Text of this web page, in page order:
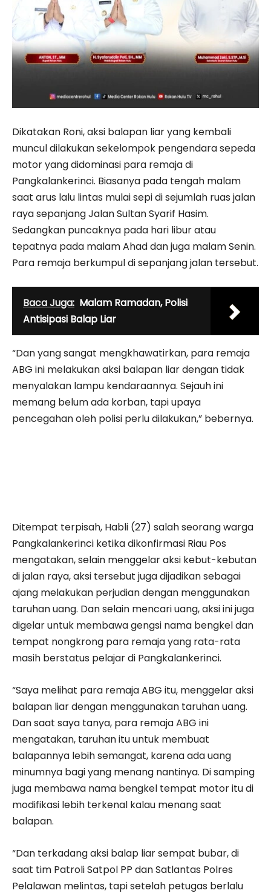
Dikatakan Roni, aksi balapan liar yang kembali
muncul dilakukan sekelompok pengendara sepeda
motor yang didominasi para remaja di
Pangkalankerinci. Biasanya pada tengah malam
saat arus lalu lintas mulai sepi di sejumlah ruas jalan
raya sepanjang Jalan Sultan Syarif Hasim.
Sedangkan puncaknya pada hari libur atau
tepatnya pada malam Ahad dan juga malam Senin.
Para remaja berkumpul di sepanjang jalan tersebut.
Baca Juga: Malam Ramadan, Polisi
Antisipasi Balap Liar
“Dan yang sangat mengkhawatirkan, para remaja
ABG ini melakukan aksi balapan liar dengan tidak
menyalakan lampu kendaraannya. Sejauh ini
memang belum ada korban, tapi upaya
pencegahan oleh polisi perlu dilakukan,” bebernya.
Ditempat terpisah, Habli (27) salah seorang warga
Pangkalankerinci ketika dikonfirmasi Riau Pos
mengatakan, selain menggelar aksi kebut-kebutan
di jalan raya, aksi tersebut juga dijadikan sebagai
ajang melakukan perjudian dengan menggunakan
taruhan uang. Dan selain mencari uang, aksi ini juga
digelar untuk membawa gengsi nama bengkel dan
tempat nongkrong para remaja yang rata-rata
masih berstatus pelajar di Pangkalankerinci.
“Saya melihat para remaja ABG itu, menggelar aksi
balapan liar dengan menggunakan taruhan uang.
Dan saat saya tanya, para remaja ABG ini
mengatakan, taruhan itu untuk membuat
balapannya lebih semangat, karena ada uang
minumnya bagi yang menang nantinya. Di samping
juga membawa nama bengkel tempat motor itu di
modifikasi lebih terkenal kalau menang saat
balapan.
“Dan terkadang aksi balap liar sempat bubar, di
saat tim Patroli Satpol PP dan Satlantas Polres
Pelalawan melintas, tapi setelah petugas berlalu